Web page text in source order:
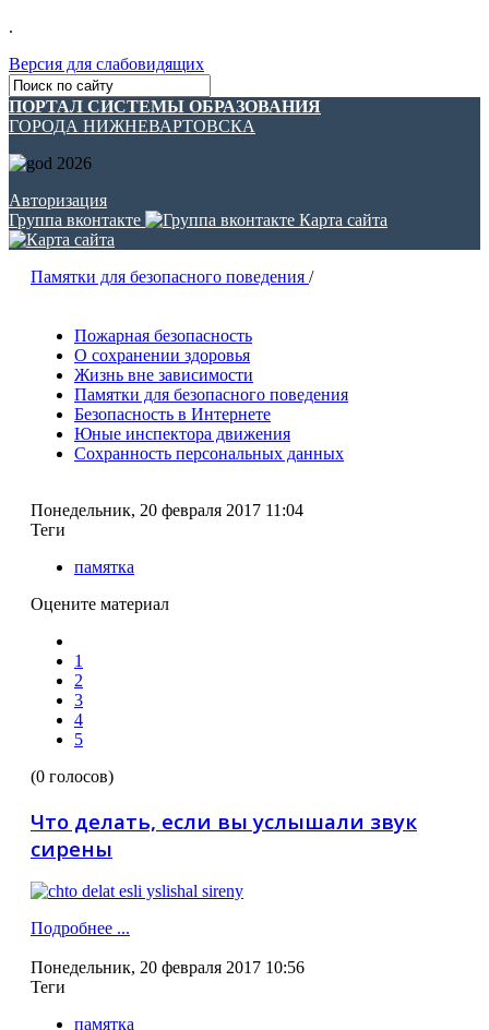
.
Версия для слабовидящих
ПОРТАЛ СИСТЕМЫ ОБРАЗОВАНИЯ
ГОРОДА НИЖНЕВАРТОВСКА
Авторизация
Группа вконтакте
Карта сайта
Памятки для безопасного поведения /
Пожарная безопасность
О сохранении здоровья
Жизнь вне зависимости
Памятки для безопасного поведения
Безопасность в Интернете
Юные инспектора движения
Сохранность персональных данных
Понедельник, 20 февраля 2017 11:04
Теги
памятка
Оцените материал
1
2
3
4
5
(0 голосов)
Что делать, если вы услышали звук
сирены
Подробнее ...
Понедельник, 20 февраля 2017 10:56
Теги
памятка